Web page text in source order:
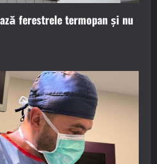
ferestrele termopan și nu